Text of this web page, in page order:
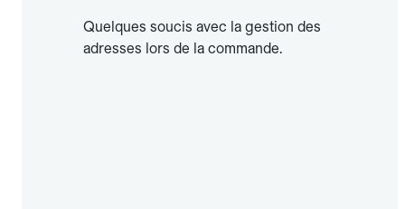
Quelques soucis avec la gestion des
adresses lors de la commande.